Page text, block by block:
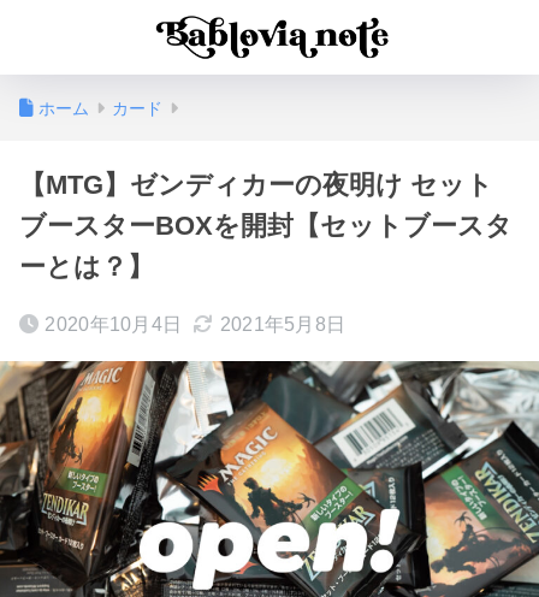
ホーム カード
【MTG】ゼンディカーの夜明け セット
ブースターBOXを開封【セットブースタ
ーとは？】
2020年10月4日 2021年5月8日